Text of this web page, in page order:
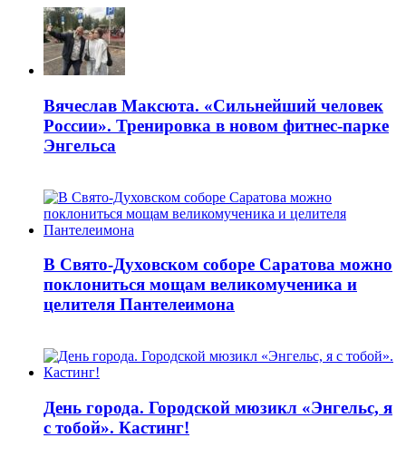
Вячеслав Максюта. «Сильнейший человек
России». Тренировка в новом фитнес-парке
Энгельса
В Свято-Духовском соборе Саратова можно
поклониться мощам великомученика и
целителя Пантелеимона
День города. Городской мюзикл «Энгельс, я
с тобой». Кастинг!